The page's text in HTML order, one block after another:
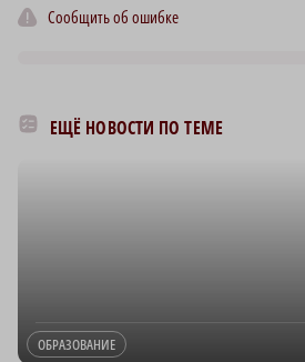
Сообщить об ошибке
ЕЩЁ НОВОСТИ ПО ТЕМЕ
ОБРАЗОВАНИЕ